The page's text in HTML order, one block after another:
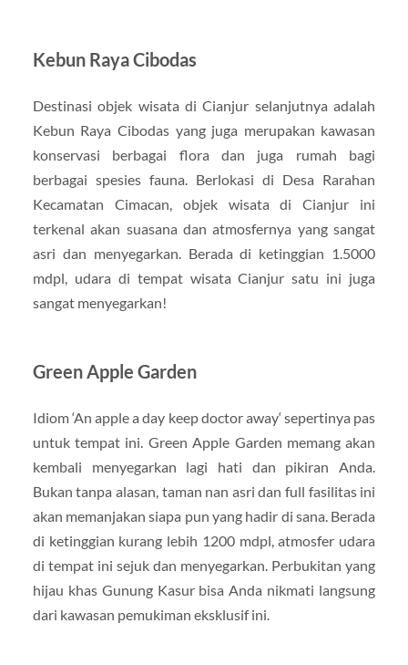
Kebun Raya Cibodas
Destinasi objek wisata di Cianjur selanjutnya adalah
Kebun Raya Cibodas yang juga merupakan kawasan
konservasi berbagai flora dan juga rumah bagi
berbagai spesies fauna. Berlokasi di Desa Rarahan
Kecamatan Cimacan, objek wisata di Cianjur ini
terkenal akan suasana dan atmosfernya yang sangat
asri dan menyegarkan. Berada di ketinggian 1.5000
mdpl, udara di tempat wisata Cianjur satu ini juga
sangat menyegarkan!
Green Apple Garden
Idiom ‘An apple a day keep doctor away‘ sepertinya pas
untuk tempat ini. Green Apple Garden memang akan
kembali menyegarkan lagi hati dan pikiran Anda.
Bukan tanpa alasan, taman nan asri dan full fasilitas ini
akan memanjakan siapa pun yang hadir di sana. Berada
di ketinggian kurang lebih 1200 mdpl, atmosfer udara
di tempat ini sejuk dan menyegarkan. Perbukitan yang
hijau khas Gunung Kasur bisa Anda nikmati langsung
dari kawasan pemukiman eksklusif ini.